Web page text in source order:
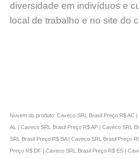
diversidade em indivíduos e
local de trabalho e no site do
Nuvem do produto: Caveco SRL Brasil Preço R$ AC
AL | Caveco SRL Brasil Preço R$ AP | Caveco SRL
SRL Brasil Preço R$ BA | Caveco SRL Brasil Preço
Preço R$ DF | Caveco SRL Brasil Preço R$ ES |